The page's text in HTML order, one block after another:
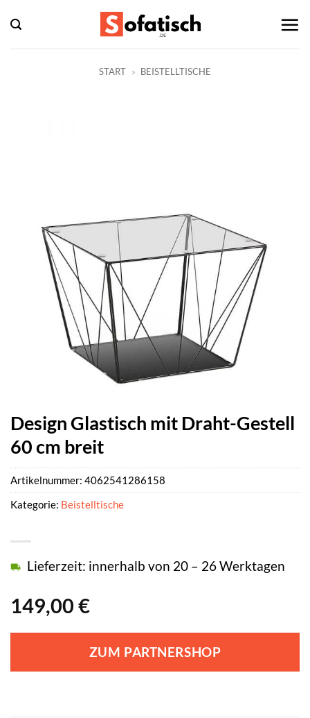
Inhalt
springen
START » BEISTELLTISCHE
Design Glastisch mit Draht-Gestell
60 cm breit
149,00 €
Lieferzeit: innerhalb von 20 – 26 Werktagen
ZUM PARTNERSHOP
Artikelnummer: 4062541286158
Kategorie: Beistelltische